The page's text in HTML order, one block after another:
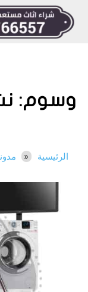
وسوم:
الرئيسية